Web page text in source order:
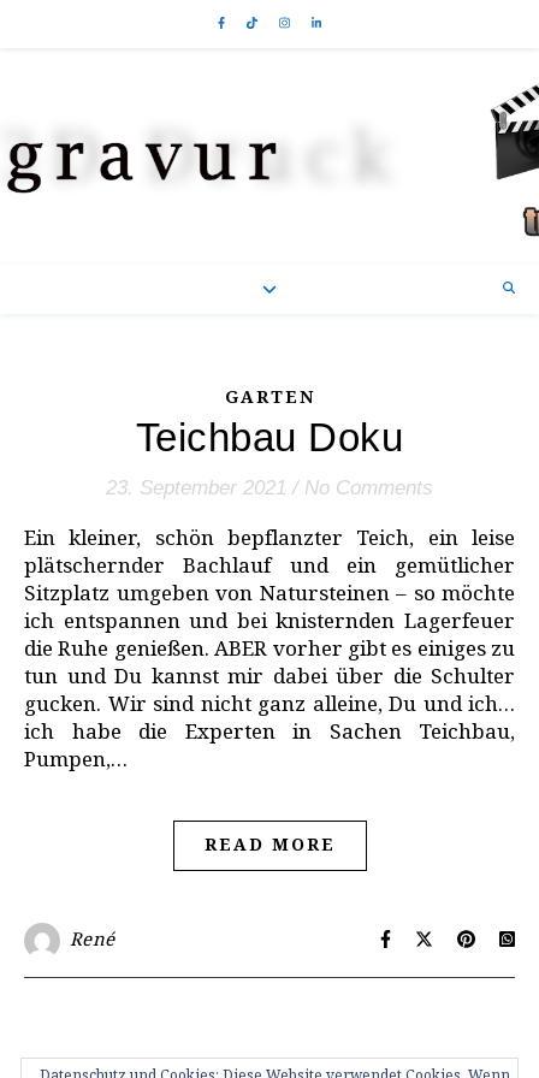
GARTEN
Teichbau Doku
23. September 2021 / No Comments
Ein kleiner, schön bepflanzter Teich, ein leise
plätschernder Bachlauf und ein gemütlicher
Sitzplatz umgeben von Natursteinen – so möchte
ich entspannen und bei knisternden Lagerfeuer
die Ruhe genießen. ABER vorher gibt es einiges zu
tun und Du kannst mir dabei über die Schulter
gucken. Wir sind nicht ganz alleine, Du und ich…
ich habe die Experten in Sachen Teichbau,
Pumpen,…
READ MORE
René